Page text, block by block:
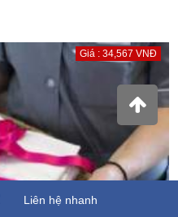
Giá : 34,567 VNĐ
Liên hệ nhanh